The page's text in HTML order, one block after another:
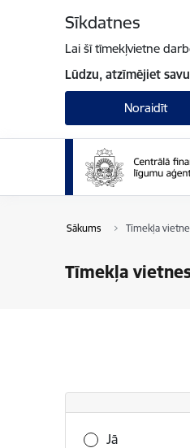
Sīkdatnes
Lai šī tīmekļvietne
Lūdzu, atzīmējiet
Noraidīt
Sākums Tīmekļa
Tīmekļa
Vai šī informācija
Jā